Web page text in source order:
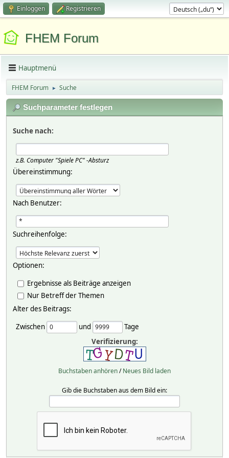
Einloggen Registrieren
FHEM Forum
Hauptmenü
FHEM Forum ► Suche
Suchparameter festlegen
Suche nach:
z.B. Computer "Spiele PC" -Absturz
Übereinstimmung:
Nach Benutzer:
Suchreihenfolge:
Optionen:
Ergebnisse als Beiträge anzeigen
Nur Betreff der Themen
Alter des Beitrags:
Zwischen
und
Tage
Verifizierung:
Buchstaben anhören/Neues Bild laden
Gib die Buchstaben aus dem Bild ein: